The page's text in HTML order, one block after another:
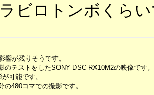
ビロトンボくら
響が残りそうです。
のテストをしたSONY DSC-RX10M2の映像です。
可能です。
480コマでの撮影です。